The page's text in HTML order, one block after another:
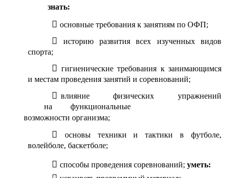
знать:
основные требования к занятиям по ОФП;
историю развития всех изученных видов
спорта;
гигиенические требования к занимающимся
и местам проведения занятий и соревнований;
влияние физических упражнений
на функциональные
возможности организма;
основы техники и тактики в футболе,
волейболе, баскетболе;
способы проведения соревнований;уметь: